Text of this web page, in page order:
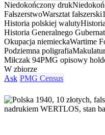
Niedokończony druk
FałszerstwoWarsztat fałszerski
Historia polskiej waluty
Historia Generalnego
Okupacja niemieckaWartime
Podziemna poligrafia
Miłczak 94PMG opisowy
W zbiorze
Ask PMG Census